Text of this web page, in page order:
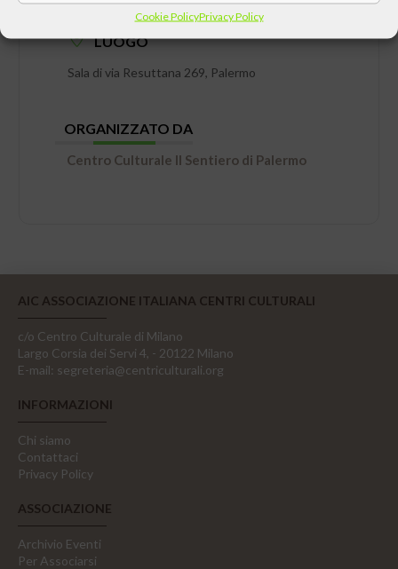
Cookie PolicyPrivacy Policy
LUOGO
Sala di via Resuttana 269, Palermo
ORGANIZZATO DA
Centro Culturale Il Sentiero di Palermo
AIC ASSOCIAZIONE ITALIANA CENTRI CULTURALI
c/o Centro Culturale di Milano
Largo Corsia dei Servi 4, - 20122 Milano
E-mail: segreteria@centriculturali.org
INFORMAZIONI
Chi siamo
Contattaci
Privacy Policy
ASSOCIAZIONE
Archivio Eventi
Per Associarsi